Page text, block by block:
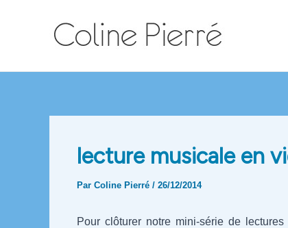
lecture musicale en
Par Coline Pierré / 26/12/2014
Pour clôturer notre mini-série de